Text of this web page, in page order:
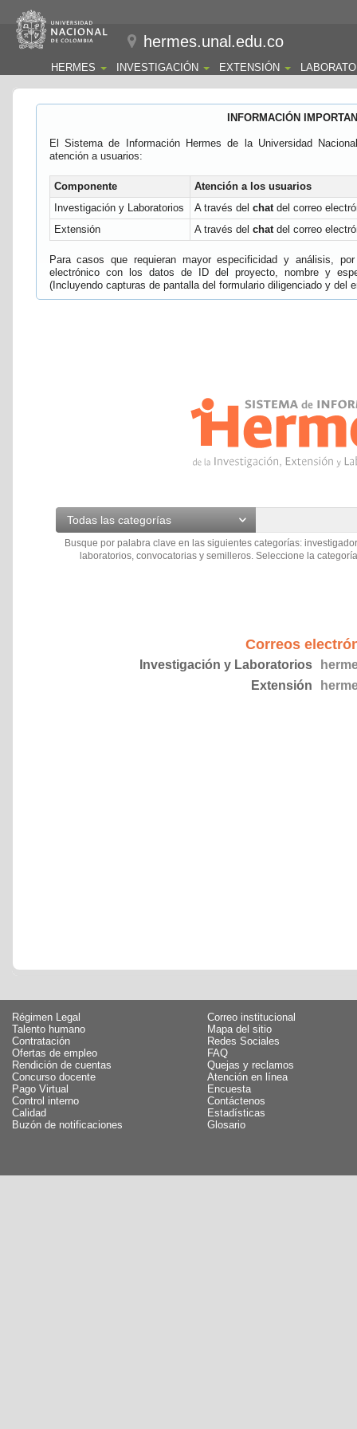
hermes.unal.edu.co
HERMES INVESTIGACIÓN EXTENSIÓN
INFORMACIÓN
El Sistema de Información Hermes de la Universidad
atención a usuarios:
Componente
Atención a los usuarios
Investigación y Laboratorios
A través del chatdel correo
Extensión
A través del chatdel correo
Para casos que requieran mayor especificidad y análisis,
electrónico con los datos de ID del proyecto, nombre y
(Incluyendo capturas de pantalla del formulario diligenciado y del
Todas las categorías
Busque por palabra clave en las siguientes categorías:
laboratorios, convocatorias y semilleros. Seleccione la
Correos
Investigación y Laboratorios
Extensión
Régimen Legal
Talento humano
Contratación
Ofertas de empleo
Rendición de cuentas
Concurso docente
Pago Virtual
Control interno
Calidad
Buzón de notificaciones
Correo institucional
Mapa del sitio
Redes Sociales
FAQ
Quejas y reclamos
Atención en línea
Encuesta
Contáctenos
Estadísticas
Glosario